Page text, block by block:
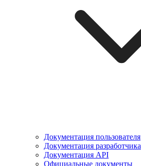
Документация пользователя
Документация разработчика
Документация API
Официальные документы